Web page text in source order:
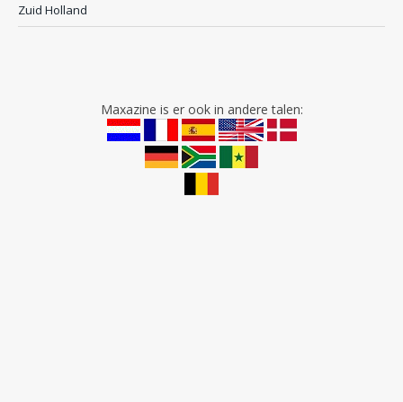
Zuid Holland
Maxazine is er ook in andere talen: